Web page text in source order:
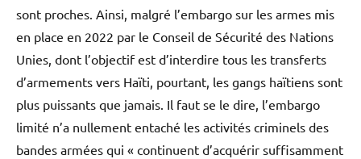
sont proches. Ainsi, malgré l’embargo sur les armes mis
en place en 2022 par le Conseil de Sécurité des Nations
Unies, dont l’objectif est d’interdire tous les transferts
d’armements vers Haïti, pourtant, les gangs haïtiens sont
plus puissants que jamais. Il faut se le dire, l’embargo
limité n’a nullement entaché les activités criminels des
bandes armées qui « continuent d’acquérir suffisamment